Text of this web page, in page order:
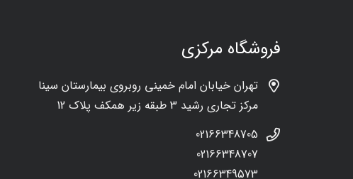
فروشگاه مرکزی
تهران خیابان امام خمینی روبروی بیمارستان سینا
مرکز تجاری رشید 3 طبقه زیر همکف پلاک 12
02166348705
02166348707
02166349573